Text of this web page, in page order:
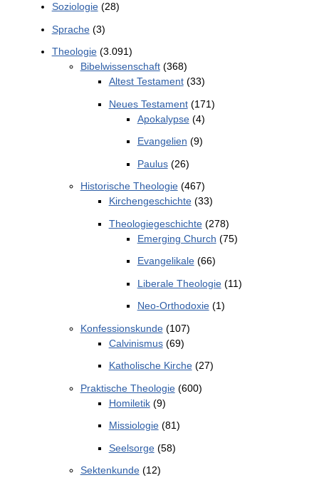
Soziologie(28)
Sprache(3)
Theologie(3.091)
Bibelwissenschaft(368)
Altest Testament(33)
Neues Testament(171)
Apokalypse(4)
Evangelien (9)
Paulus(26)
Historische Theologie(467)
Kirchengeschichte(33)
Theologiegeschichte(278)
Emerging Church (75)
Evangelikale(66)
Liberale Theologie(11)
Neo-Orthodoxie(1)
Konfessionskunde(107)
Calvinismus(69)
Katholische Kirche(27)
Praktische Theologie(600)
Homiletik(9)
Missiologie(81)
Seelsorge(58)
Sektenkunde(12)